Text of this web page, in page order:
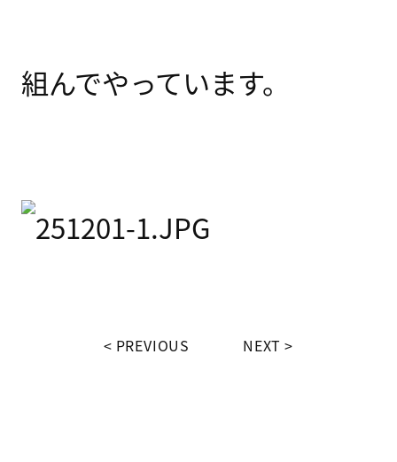
組んでやっています。
PREVIOUS NEXT